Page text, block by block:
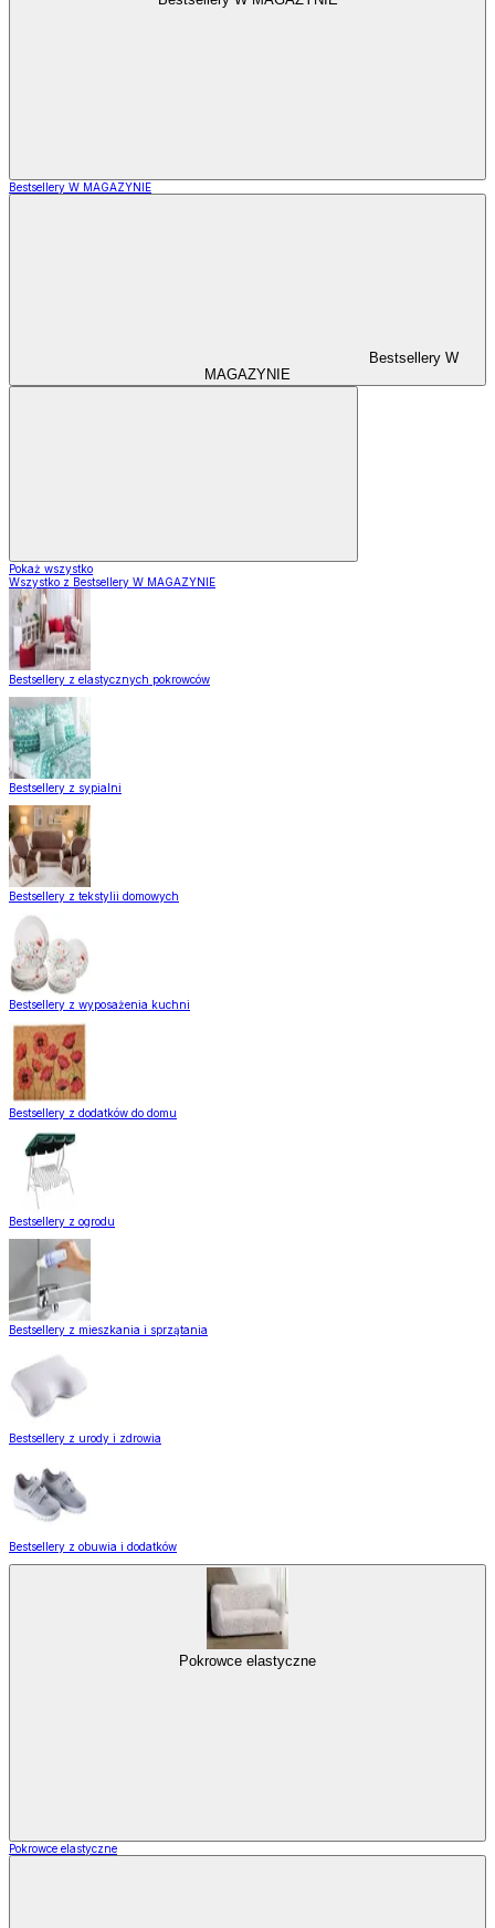
Bestsellery W MAGAZYNIE
Bestsellery W
MAGAZYNIE
Pokaż wszystko
Wszystko z Bestsellery W MAGAZYNIE
Bestsellery z elastycznych pokrowców
Bestsellery z sypialni
Bestsellery z tekstylii domowych
Bestsellery z wyposażenia kuchni
Bestsellery z dodatków do domu
Bestsellery z ogrodu
Bestsellery z mieszkania i sprzątania
Bestsellery z urody i zdrowia
Bestsellery z obuwia i dodatków
Pokrowce elastyczne
Pokrowce elastyczne